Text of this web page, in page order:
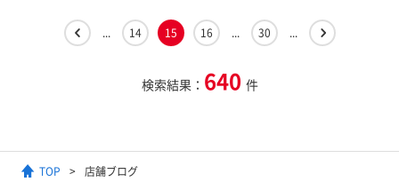
... 14 15 16 ... 30 ...
検索結果： 640 件
TOP 店舗ブログ